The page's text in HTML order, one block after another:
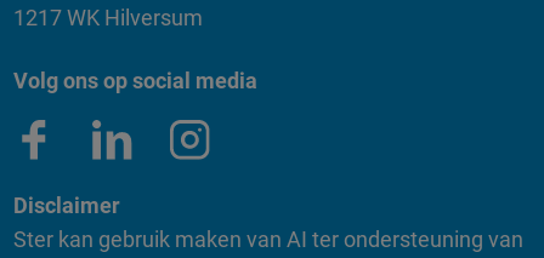
1217 WK Hilversum
Volg ons op social media
Disclaimer
Ster kan gebruik maken van AI ter ondersteuning van